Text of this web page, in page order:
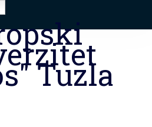
Tuzla